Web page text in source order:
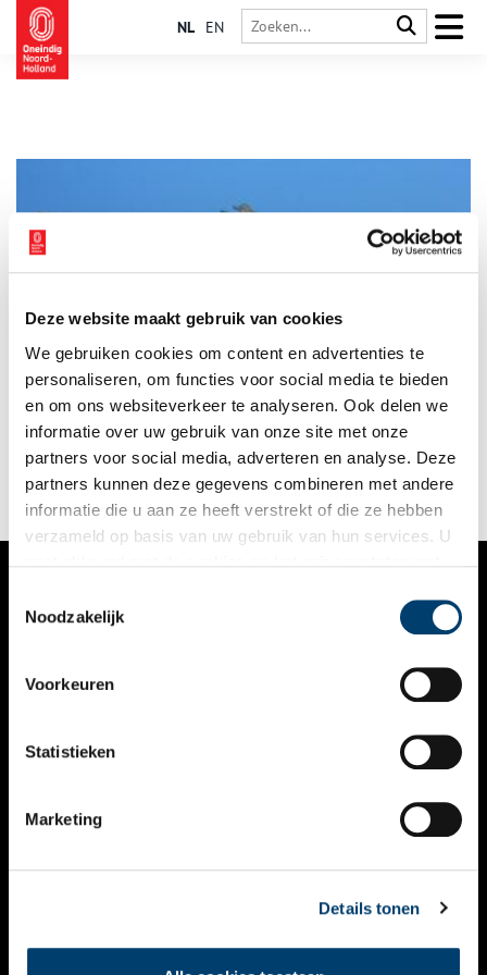
Deze website maakt gebruik van cookies
We gebruiken cookies om content en advertenties te
personaliseren, om functies voor social media te bieden
en om ons websiteverkeer te analyseren. Ook delen we
informatie over uw gebruik van onze site met onze
partners voor social media, adverteren en analyse. Deze
partners kunnen deze gegevens combineren met andere
informatie die u aan ze heeft verstrekt of die ze hebben
verzameld op basis van uw gebruik van hun services. U
Noodzakelijk
Voorkeuren
Statistieken
Marketing
Details tonen
NL EN
Huizen was, voordat het een vissersdorp werd, een boerendorp.
Dat is ook terug te zien in het wapen van Huizen met het
Huizer Melkmeisje. De boeren hadden een hard bestaan. De
Huizers hadden maar een paar schapen en koeien om de arme
zandgronden te bemesten. De koeien gaven ook nog melk. Het
melken gebeurde niet bij huis maar op de gemeenschappelijk
weidegronden, de meenten.
VERHALEN
KALENDER
THEMA’S
VIDEO’S
CONTACT